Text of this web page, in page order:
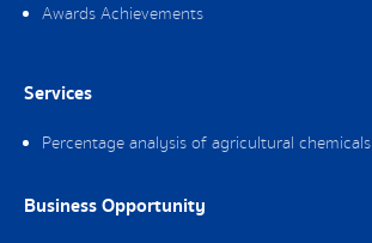
Awards Achievements
Services
Percentage analysis of agricultural chemicals
Business Opportunity